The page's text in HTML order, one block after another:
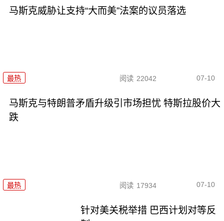
马斯克威胁让支持“大而美”法案的议员落选
最热 阅读 22042 07-10
马斯克与特朗普矛盾升级引市场担忧 特斯拉股价大
跌
最热 阅读 17934 07-10
针对美关税举措 巴西计划对等反